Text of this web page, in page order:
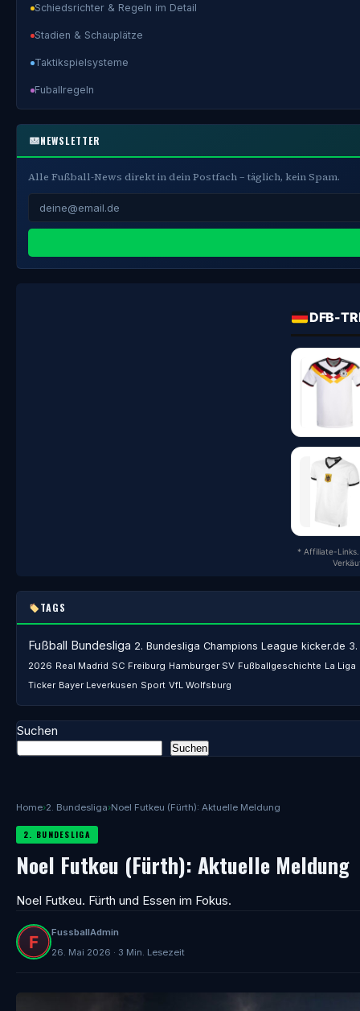
Home›2. Bundesliga›Noel Futkeu (Fürth): Aktuelle Meldung
2. BUNDESLIGA
Noel Futkeu (Fürth): Aktuelle Meldung
Noel Futkeu. Fürth und Essen im Fokus.
FussballAdmin
26. Mai 2026 · 3 Min. Lesezeit
Schiedsrichter & Regeln im Detail
Stadien & Schauplätze
Taktikspielsysteme
Fuballregeln
NEWSLETTER
Alle Fußball-News direkt in dein Postfach – täglich, kein Spam.
DFB-
* Affiliate-
TAGS
Fußball Bundesliga 2. Bundesliga Champions League kicker.de 3.
2026 Real Madrid SC Freiburg Hamburger SV Fußballgeschichte La Liga
Ticker Bayer Leverkusen Sport VfL Wolfsburg
Suchen
Suchen